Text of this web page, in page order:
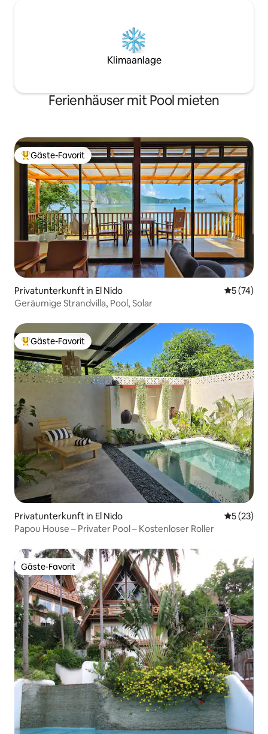
Klimaanlage
Ferienhäuser mit Pool mieten
Beliebter Gäste-Favorit.
Gäste-Favorit
Privatunterkunft in El Nido
5 (74)
Geräumige Strandvilla, Pool, Solar
Beliebter Gäste-Favorit.
Gäste-Favorit
Privatunterkunft in El Nido
5 (23)
Papou House – Privater Pool – Kostenloser Roller
Gäste-Favorit
Gäste-Favorit